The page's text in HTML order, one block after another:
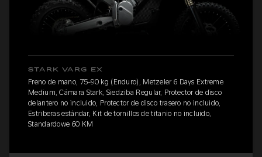
STARK VARG EX
Freno de mano, 75-90 kg (Enduro), Metzeler 6 Days Extreme
Medium, Cámara Stark, Siedziba Regular, Protector de disco
delantero no incluido, Protector de disco trasero no incluido,
Estriberas estándar, Kit de tornillos de titanio no incluido,
Standardowe 60 KM